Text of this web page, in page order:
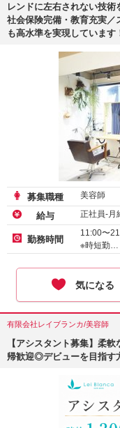
レンドに左右されない技術
社会保険完備・教育充実／
も高水準を実現しています
募集職種 美容師
給与 正社員-月
勤務時間
11:00〜21:00 ※実働8時間（休憩1時間） ※
※時短勤…
気になる
有限会社レイブランカ/美容師
【アシスタント募集】柔
帰歓迎◎デビューを目指す